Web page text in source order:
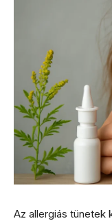
Az allergiás tünetek